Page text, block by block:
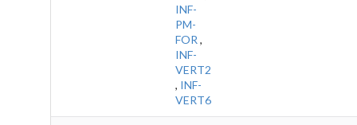
INF-
PM-
FOR ,
INF-
VERT2
, INF-
VERT6